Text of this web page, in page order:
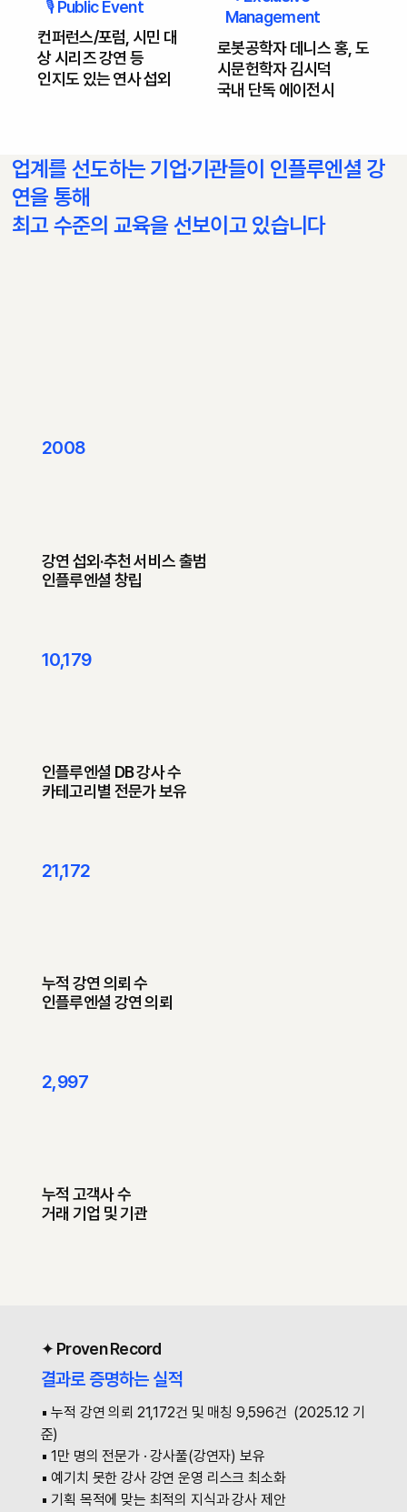
🎙️ Public Event
컨퍼런스/포럼, 시민 대
상 시리즈 강연 등
인지도 있는 연사 섭외
Management
로봇공학자 데니스 홍, 도
시문헌학자 김시덕
국내 단독 에이전시
업계를 선도하는 기업·기관들이 인플루엔셜 강
연을 통해
최고 수준의 교육을 선보이고 있습니다
2008
강연 섭외·추천 서비스 출범
​인플루엔셜 창립
21,172
​누적 강연 의뢰 수
인플루엔셜 강연 의뢰
10,179
인플루엔셜 DB 강사 수
​카테고리별 전문가 보유
2,997
​누적 고객사 수
거래 기업 및 기관
✦ Proven Record
결과로 증명하는 실적
▪ 누적 강연 의뢰 21,172건 및 매칭 9,596건 (2025.12 기
준)
▪ 1만 명의 전문가 · 강사풀(강연자) 보유
▪ 예기치 못한 강사 강연 운영 리스크 최소화
▪ 기획 목적에 맞는 최적의 지식과 강사 제안